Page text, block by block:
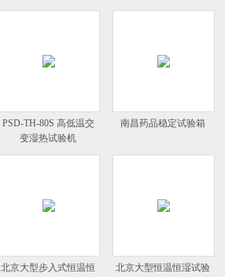
PSD-TH-80S 高低温交
变湿热试验机
南昌药品稳定试验箱
北京大型步入式恒温恒
北京大型恒温恒湿试验